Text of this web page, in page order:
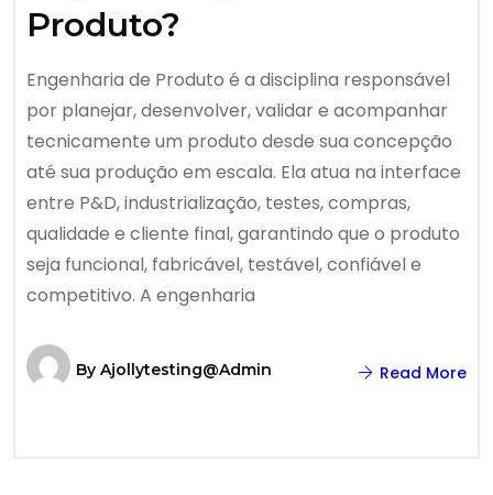
Produto?
Engenharia de Produto é a disciplina responsável
por planejar, desenvolver, validar e acompanhar
tecnicamente um produto desde sua concepção
até sua produção em escala. Ela atua na interface
entre P&D, industrialização, testes, compras,
qualidade e cliente final, garantindo que o produto
seja funcional, fabricável, testável, confiável e
competitivo. A engenharia
By Ajollytesting@admin Read More